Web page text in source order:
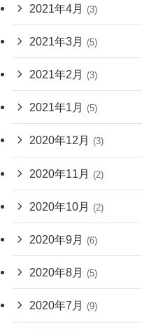
2021年4月 (3)
2021年3月 (5)
2021年2月 (3)
2021年1月 (5)
2020年12月 (3)
2020年11月 (2)
2020年10月 (2)
2020年9月 (6)
2020年8月 (5)
2020年7月 (9)